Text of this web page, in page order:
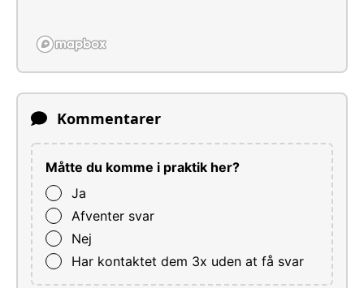
Kommentarer
Måtte du komme i praktik her?
Ja
Afventer svar
Nej
Har kontaktet dem 3x uden at få svar